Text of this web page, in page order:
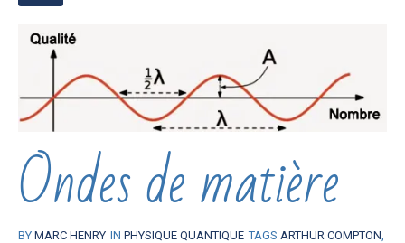
Ondes de matière
BY MARC HENRY IN PHYSIQUE QUANTIQUE TAGS ARTHUR COMPTON